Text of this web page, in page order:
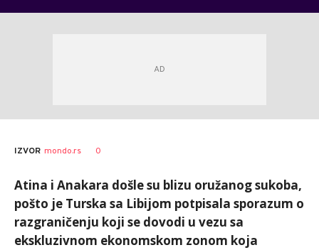
AUTOR Tanjug
IZVOR mondo.rs 0
Atina i Anakara došle su blizu oružanog sukoba,
pošto je Turska sa Libijom potpisala sporazum o
razgraničenju koji se dovodi u vezu sa
ekskluzivnom ekonomskom zonom koja